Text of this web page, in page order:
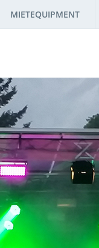
MIETEQUIPMENT